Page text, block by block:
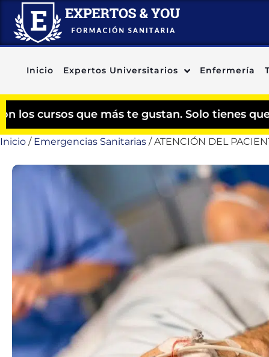
Inicio Expertos Universitarios Enfermería
más te gustan. Solo tienes que agregar
Inicio / Emergencias Sanitarias / ATENCIÓN DEL